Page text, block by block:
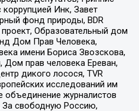
Инк, Завет
фонд природы, BDR
Образовательный дом
Дом Прав Человека,
имени Бориса Звозскова,
прав человека Ереван,
дикого лосося, TVR
исследований им
объединение журналистов
За свободную Россию,